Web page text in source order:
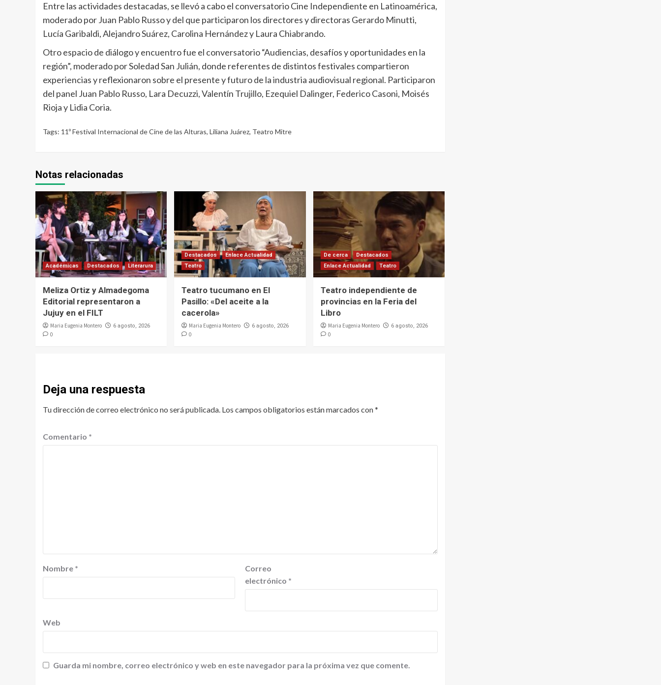
Entre las actividades destacadas, se llevó a cabo el conversatorio Cine Independiente en Latinoamérica,
moderado por Juan Pablo Russo y del que participaron los directores y directoras Gerardo Minutti,
Lucía Garibaldi, Alejandro Suárez, Carolina Hernández y Laura Chiabrando.
Otro espacio de diálogo y encuentro fue el conversatorio “Audiencias, desafíos y oportunidades en la
región”, moderado por Soledad San Julián, donde referentes de distintos festivales compartieron
experiencias y reflexionaron sobre el presente y futuro de la industria audiovisual regional. Participaron
del panel Juan Pablo Russo, Lara Decuzzi, Valentín Trujillo, Ezequiel Dalinger, Federico Casoni, Moisés
Rioja y Lidia Coria.
Tags: 11º Festival Internacional de Cine de las Alturas, Liliana Juárez, Teatro Mitre
Notas relacionadas
Académicas Destacados Literarura
Meliza Ortiz y Almadegoma
Editorial representaron a
Jujuy en el FILT
Maria Eugenia Montero 6 agosto, 2026
0
Destacados
Enlace Actualidad
Teatro
Teatro tucumano en El
Pasillo: «Del aceite a la
cacerola»
Maria Eugenia Montero 6 agosto, 2026
0
De cerca
Destacados
Enlace Actualidad
Teatro
Teatro independiente de
provincias en la Feria del
Libro
Maria Eugenia Montero 6 agosto, 2026
0
Deja una respuesta
Tu dirección de correo electrónico no será publicada. Los campos obligatorios están marcados con*
Comentario *
Nombre *
Correo
electrónico *
Web
Guarda mi nombre, correo electrónico y web en este navegador para la próxima vez que comente.